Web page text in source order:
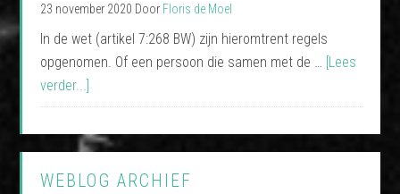
23 november 2020 Door Floris de Moel
In de wet (artikel 7:268 BW) zijn hieromtrent regels
opgenomen. Of een persoon die samen met de … [Lees
verder...]
WEBLOG ARCHIEF